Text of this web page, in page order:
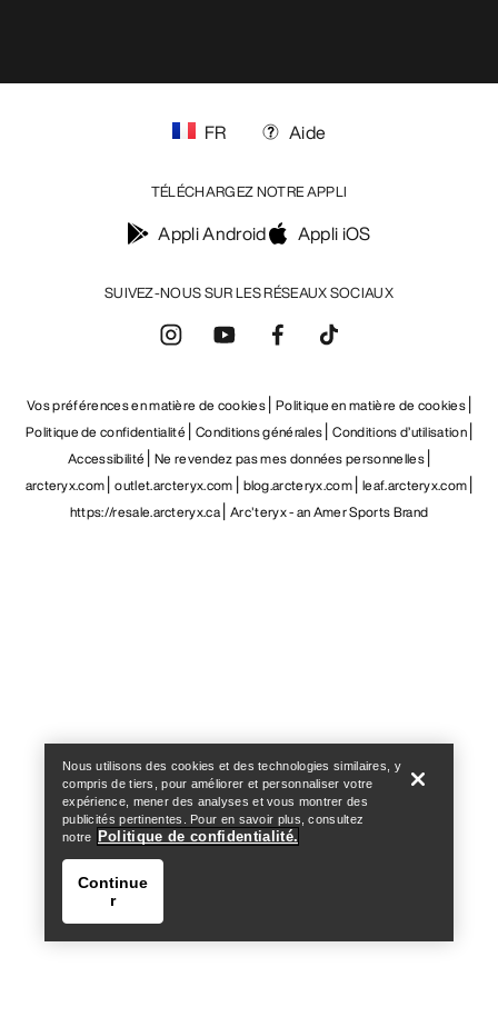
SUIVEZ-NOUS SUR LES RÉSEAUX SOCIAUX
FR Aide
TÉLÉCHARGEZ NOTRE APPLI
Appli Android Appli iOS
Vos préférences en matière de cookies Politique en matière de cookies
Politique de confidentialité Conditions générales Conditions d’utilisation
Accessibilité Ne revendez pas mes données personnelles
arcteryx.com outlet.arcteryx.com blog.arcteryx.com leaf.arcteryx.com
https://resale.arcteryx.ca Arc'teryx - an Amer Sports Brand
Nous utilisons des cookies et des technologies similaires, y
compris de tiers, pour améliorer et personnaliser votre
expérience, mener des analyses et vous montrer des
publicités pertinentes. Pour en savoir plus, consultez
notre
Politique de confidentialité.
Continue
r